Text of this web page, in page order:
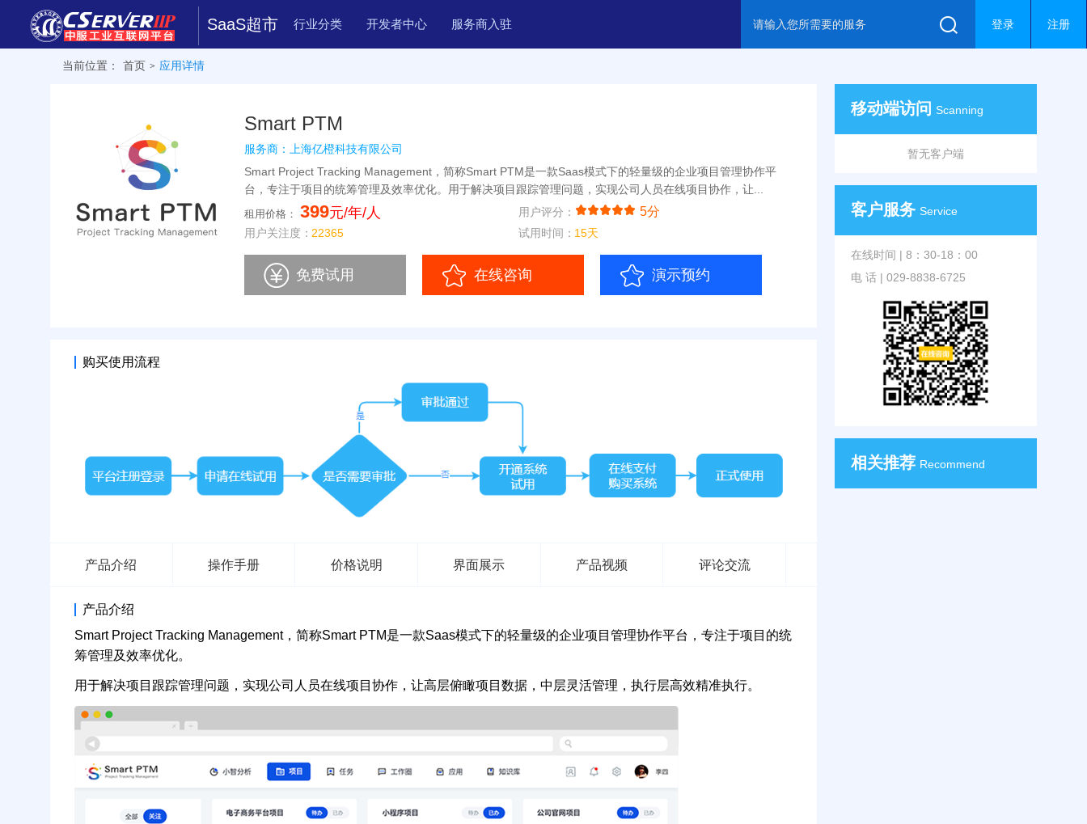
SaaS超市 行业分类 开发者中心 服务商入驻 登录 注册
当前位置： 首页 > 应用详情
Smart PTM
服务商：上海亿橙科技有限公司
Smart Project Tracking Management，简称Smart PTM是一款Saas模式下的轻量级的企业项目管理协作平
台，专注于项目的统筹管理及效率优化。用于解决项目跟踪管理问题，实现公司人员在线项目协作，让...
租用价格： 399元/年/人
用户关注度： 22365
用户评分： 5分
试用时间： 15天
免费试用 在线咨询 演示预约
购买使用流程
产品介绍 操作手册 价格说明 界面展示 产品视频 评论交流
产品介绍
移动端访问 Scanning
暂无客户端
客户服务 Service
在线时间 | 8：30-18：00
电 话 | 029-8838-6725
相关推荐 Recommend